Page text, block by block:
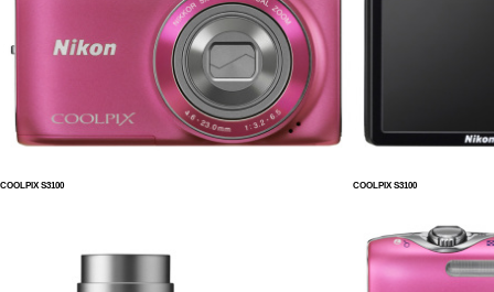
COOLPIX S3100 COOLPIX S3100